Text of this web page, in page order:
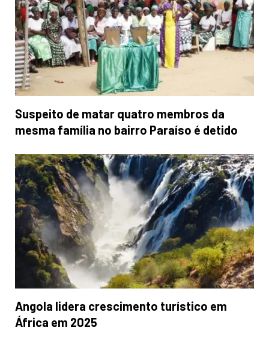
Suspeito de matar quatro membros da
mesma família no bairro Paraíso é detido
Angola lidera crescimento turístico em
África em 2025